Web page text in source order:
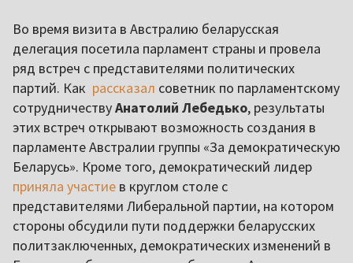
Во время визита в Австралию беларусская
делегация посетила парламент страны и провела
ряд встреч с представителями политических
партий. Как рассказал советник по парламентскому
сотрудничествуАнатолий Лебедько, результаты
этих встреч открывают возможность создания в
парламенте Австралии группы «За демократическую
Беларусь». Кроме того, демократический лидер
приняла участие в круглом столе с
представителями Либеральной партии, на котором
стороны обсудили пути поддержки беларусских
политзаключенных, демократических изменений в